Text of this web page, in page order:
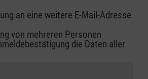
an eine weitere E-Mail-Adresse
von mehreren Personen
die Daten aller